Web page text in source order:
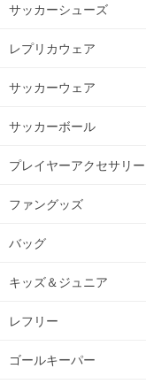
サッカーシューズ
レプリカウェア
サッカーウェア
サッカーボール
プレイヤーアクセサリー
ファングッズ
バッグ
キッズ＆ジュニア
レフリー
ゴールキーパー